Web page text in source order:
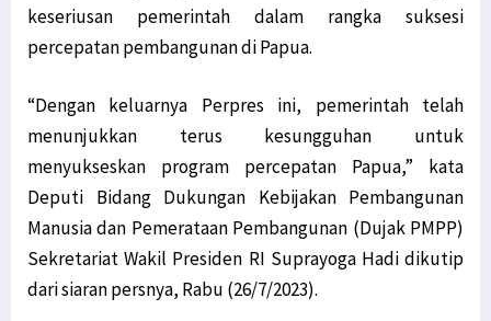
keseriusan pemerintah dalam rangka suksesi
percepatan pembangunan di Papua.
“Dengan keluarnya Perpres ini, pemerintah telah
menunjukkan terus kesungguhan untuk
menyukseskan program percepatan Papua,” kata
Deputi Bidang Dukungan Kebijakan Pembangunan
Manusia dan Pemerataan Pembangunan (Dujak PMPP)
Sekretariat Wakil Presiden RI Suprayoga Hadi dikutip
dari siaran persnya, Rabu (26/7/2023).